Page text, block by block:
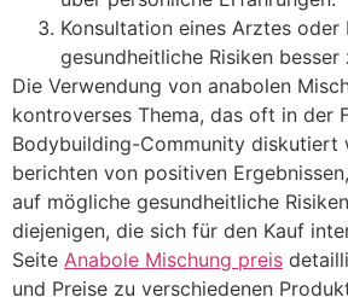
Konsultation eines Arztes oder
gesundheitliche Risiken besser
Die Verwendung von anabolen
kontroverses Thema, das oft in der
Bodybuilding-Community diskutiert
berichten von positiven
auf mögliche gesundheitliche
diejenigen, die sich für den Kauf
Seite Anabole Mischung preis
und Preise zu verschiedenen